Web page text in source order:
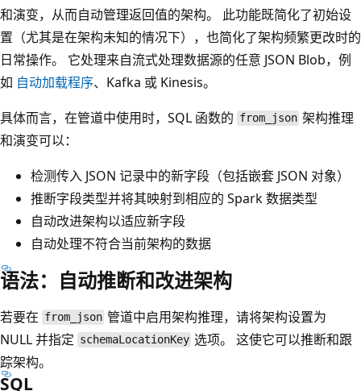
和演变，从而自动管理返回值的架构。 此功能既简化了初始设
置（尤其是在架构未知的情况下），也简化了架构频繁更改时的
日常操作。 它处理来自流式处理数据源的任意 JSON Blob，例
如 自动加载程序、Kafka 或 Kinesis。
具体而言，在管道中使用时，SQL 函数的 from_json 架构推理
和演变可以：
检测传入 JSON 记录中的新字段（包括嵌套 JSON 对象）
推断字段类型并将其映射到相应的 Spark 数据类型
自动改进架构以适应新字段
自动处理不符合当前架构的数据
语法：自动推断和改进架构
若要在 from_json 管道中启用架构推理，请将架构设置为
NULL 并指定 schemaLocationKey 选项。 这使它可以推断和跟
踪架构。
SQL